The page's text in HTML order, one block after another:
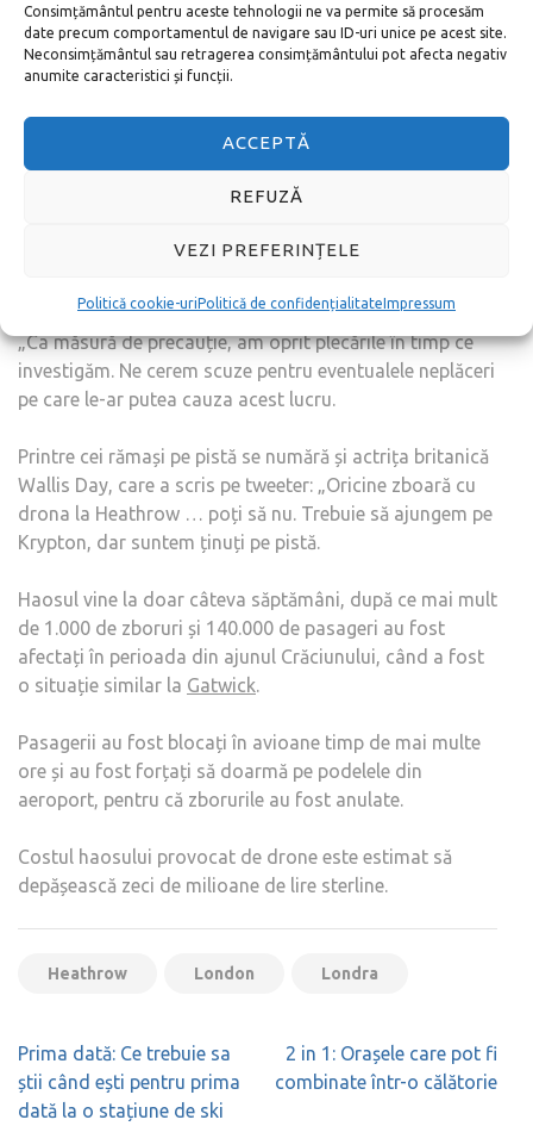
Consimțământul pentru aceste tehnologii ne va permite să procesăm
date precum comportamentul de navigare sau ID-uri unice pe acest site.
Neconsimțământul sau retragerea consimțământului pot afecta negativ
anumite caracteristici și funcții.
ACCEPTĂ
REFUZĂ
VEZI PREFERINȚELE
Politică cookie-uriPolitică de confidențialitateImpressum
Ei au spus: „Răspundem la o vizionare a dronului de pe
metropolitană pentru a preveni orice amenințare la
„Ca măsură de precauție, am oprit plecările în timp ce
investigăm. Ne cerem scuze pentru eventualele neplăceri
pe care le-ar putea cauza acest lucru.
Printre cei rămași pe pistă se numără și actrița britanică
Wallis Day, care a scris pe tweeter: „Oricine zboară cu
drona la Heathrow … poți să nu. Trebuie să ajungem pe
Krypton, dar suntem ținuți pe pistă.
Haosul vine la doar câteva săptămâni, după ce mai mult
de 1.000 de zboruri și 140.000 de pasageri au fost
afectați în perioada din ajunul Crăciunului, când a fost
o situație similar la Gatwick.
Pasagerii au fost blocați în avioane timp de mai multe
ore și au fost forțați să doarmă pe podelele din
aeroport, pentru că zborurile au fost anulate.
Costul haosului provocat de drone este estimat să
depășească zeci de milioane de lire sterline.
Heathrow London Londra
Navigare
în
articole
Prima dată: Ce trebuie sa
știi când ești pentru prima
dată la o stațiune de ski
2 in 1: Orașele care pot fi
combinate într-o călătorie